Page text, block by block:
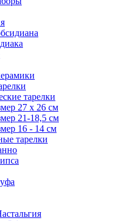
тарелки
27 х 26 см
21-18,5 см
16 - 14 см
тарелки